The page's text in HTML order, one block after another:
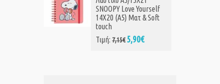
SNOOPY Love Yourself
14X20 (Α5) Ματ & Soft
touch
Τιμή:7,15€ 5,90€